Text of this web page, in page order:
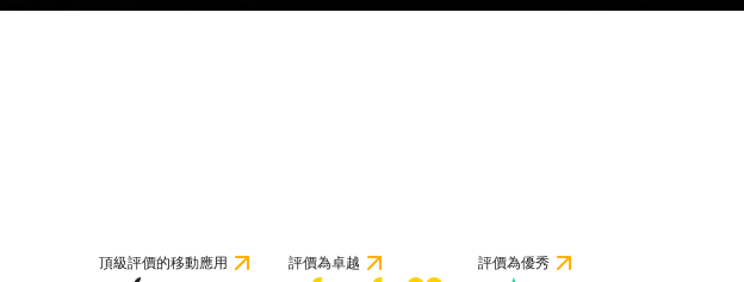
頂級評價的移動應用 評價為卓越 評價為優秀